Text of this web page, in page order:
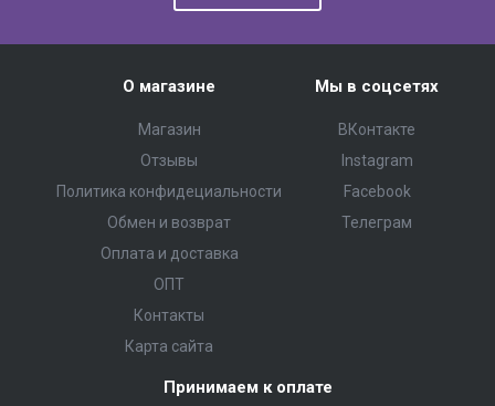
О магазине
Магазин
Отзывы
Политика конфидециальности
Обмен и возврат
Оплата и доставка
ОПТ
Контакты
Карта сайта
Мы в соцсетях
ВКонтакте
Instagram
Facebook
Телеграм
Принимаем к оплате